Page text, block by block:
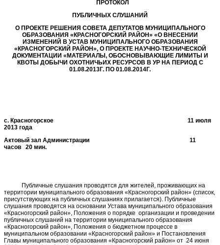
ПРОТОКОЛ
ПУБЛИЧНЫХ СЛУШАНИЙ
О ПРОЕКТЕ РЕШЕНИЯ СОВЕТА ДЕПУТАТОВ МУНИЦИПАЛЬНОГО
ОБРАЗОВАНИЯ «КРАСНОГОРСКИЙ РАЙОН» «О ВНЕСЕНИИ
ИЗМЕНЕНИЙ В УСТАВ МУНИЦИПАЛЬНОГО ОБРАЗОВАНИЯ
«КРАСНОГОРСКИЙ РАЙОН», О ПРОЕКТЕ НАУЧНО-ТЕХНИЧЕСКОЙ
ДОКУМЕНТАЦИИ «МАТЕРИАЛЫ, ОБОСНОВЫВАЮЩИЕ ЛИМИТЫ И
КВОТЫ ДОБЫЧИ ОХОТНИЧЬИХ РЕСУРСОВ В УР НА ПЕРИОД С
01.08.2013Г. ПО 01.08.2014Г.
с. Красногорское 11 июля
2013 года
Актовый зал Администрации 11
часов
20 мин.
Публичные слушания проводятся для жителей, проживающих на
территории муниципального образования «Красногорский район» (список,
присутствующих на публичных слушаниях прилагается). Публичные
слушания проводятся на основании Устава муниципального образования
«Красногорский район», Положения о порядке организации и проведении
публичных слушаний на территории муниципального образования
«Красногорский район», Положения о бюджетном процессе в
муниципальном образовании «Красногорский район» и Постановления
Главы муниципального образования «Красногорский район» от 24 июня